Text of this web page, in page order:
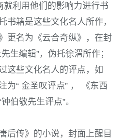
就利用他们的影响力进行书
书籍是这些文化名人所作，
更名为《云合奇纵》，在封
生编辑”，伪托徐渭所作；
这些文化名人的评点，如
为“ 金圣叹评点” ， 《东西
伯敬先生评点”。
后传》的小说，封面上醒目